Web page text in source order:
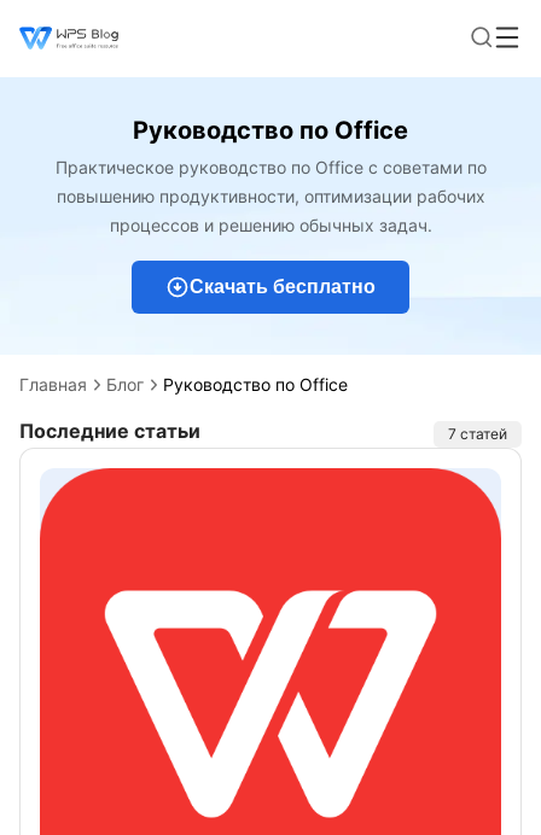
Руководство по Office
Практическое руководство по Office с советами по
повышению продуктивности, оптимизации рабочих
процессов и решению обычных задач.
Скачать бесплатно
Главная Блог Руководство по Office
Статьи
Последние статьи 7 статей